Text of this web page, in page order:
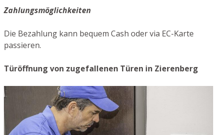
Zahlungsmöglichkeiten
Die Bezahlung kann bequem Cash oder via EC-Karte
passieren.
Türöffnung von zugefallenen Türen in Zierenberg